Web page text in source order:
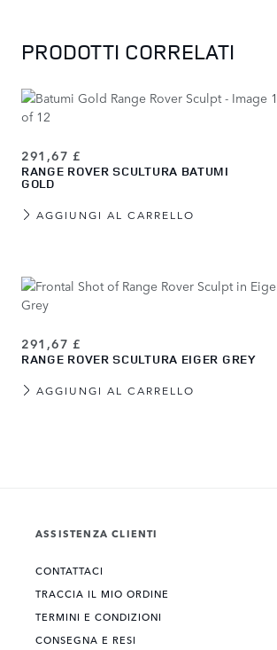
PRODOTTI CORRELATI
291,67 £
RANGE ROVER SCULTURA BATUMI
GOLD
AGGIUNGI AL CARRELLO
291,67 £
RANGE ROVER SCULTURA EIGER GREY
AGGIUNGI AL CARRELLO
ASSISTENZA CLIENTI
CONTATTACI
TRACCIA IL MIO ORDINE
TERMINI E CONDIZIONI
CONSEGNA E RESI